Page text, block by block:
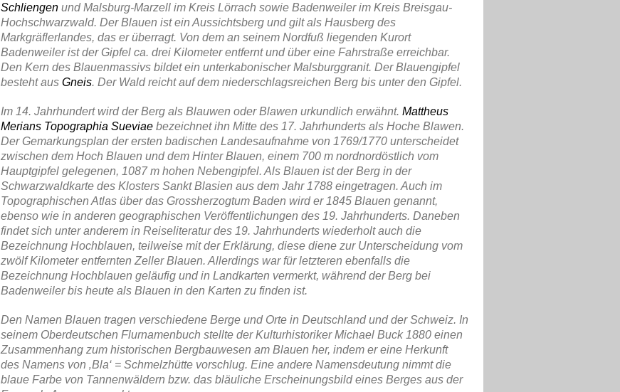
Schliengen und Malsburg-Marzell im Kreis Lörrach sowie Badenweilerim Kreis Breisgau-
Hochschwarzwald. Der Blauen ist ein Aussichtsberg und gilt als Hausberg des
Markgräflerlandes, das er überragt. Von dem an seinem Nordfuß liegenden Kurort
Badenweiler ist der Gipfel ca. drei Kilometer entfernt und über eine Fahrstraße erreichbar.
Den Kern des Blauenmassivs bildet ein unterkabonischerMalsburggranit. Der Blauengipfel
besteht ausGneis. Der Wald reicht auf dem niederschlagsreichen Berg bis unter den Gipfel.
Im 14. Jahrhundert wird der Berg als Blauwen oder Blawen urkundlich erwähnt. Mattheus
Merians Topographia Sueviae bezeichnet ihn Mitte des 17. Jahrhunderts als Hoche Blawen.
Der Gemarkungsplan der ersten badischen Landesaufnahme von 1769/1770 unterscheidet
zwischen dem Hoch Blauen und dem Hinter Blauen, einem 700 m nordnordöstlich vom
Hauptgipfel gelegenen, 1087 m hohen Nebengipfel. Als Blauen ist der Berg in der
Schwarzwaldkarte des Klosters Sankt Blasien aus dem Jahr 1788 eingetragen. Auch im
Topographischen Atlas über das Grossherzogtum Baden wird er 1845 Blauen genannt,
ebenso wie in anderen geographischen Veröffentlichungen des 19. Jahrhunderts. Daneben
findet sich unter anderem in Reiseliteratur des 19. Jahrhunderts wiederholt auch die
Bezeichnung Hochblauen, teilweise mit der Erklärung, diese diene zur Unterscheidung vom
zwölf Kilometer entfernten Zeller Blauen. Allerdings war für letzteren ebenfalls die
Bezeichnung Hochblauen geläufig und in Landkarten vermerkt, während der Berg bei
Badenweiler bis heute als Blauen in den Karten zu finden ist.
Den Namen Blauen tragen verschiedene Berge und Orte in Deutschland und der Schweiz. In
seinem Oberdeutschen Flurnamenbuch stellte der Kulturhistoriker Michael Buck1880 einen
Zusammenhang zum historischen Bergbauwesen am Blauen her, indem er eine Herkunft
des Namens von ‚Bla‘ = Schmelzhütte vorschlug. Eine andere Namensdeutung nimmt die
blaue Farbe von Tannenwäldern bzw. das bläuliche Erscheinungsbild eines Berges aus der